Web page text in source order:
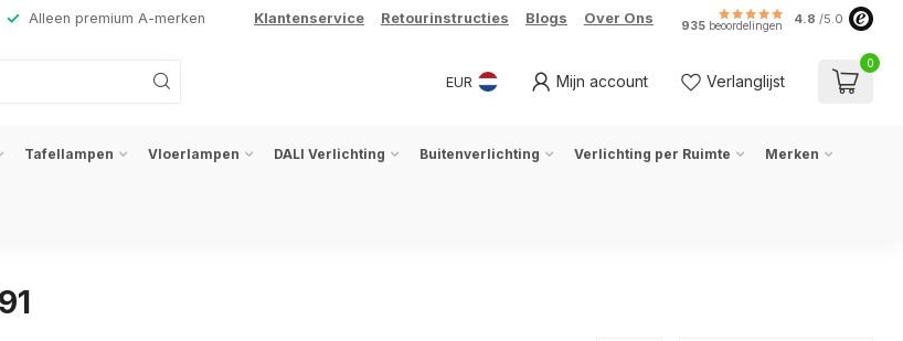
Alleen premium A-merken Klantenservice Retourinstructies Blogs Over Ons 935 beoordelingen 4.8 /5.0
EUR Mijn account Verlanglijst
0
Tafellampen Vloerlampen DALI Verlichting Buitenverlichting Verlichting per Ruimte Merken